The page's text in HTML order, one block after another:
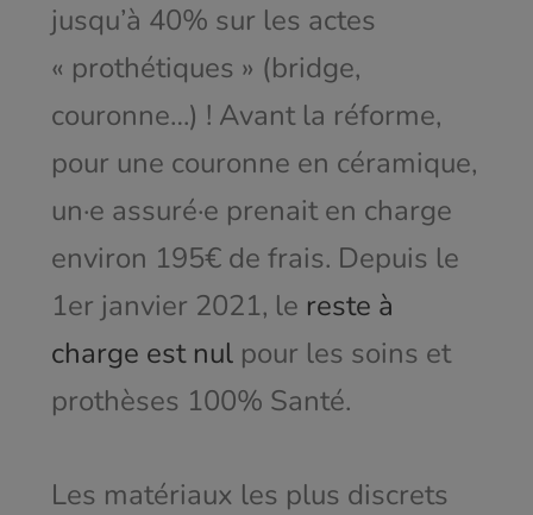
jusqu’à 40% sur les actes
« prothétiques » (bridge,
couronne…) ! Avant la réforme,
pour une couronne en céramique,
un·e assuré·e prenait en charge
environ 195€ de frais. Depuis le
1er janvier 2021, le reste à
charge est nulpour les soins et
prothèses 100% Santé.
Les matériaux les plus discrets